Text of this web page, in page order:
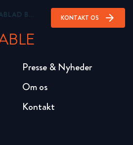
KONTAKT OS arrow_forward
SIKKERHEDSDATABLAD BEWI RADON SEALANT
Presse & Nyheder
Om os
Kontakt